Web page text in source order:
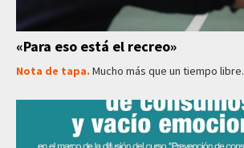
«Para eso está el recreo»
Nota de tapa. Mucho más que un tiempo libre.